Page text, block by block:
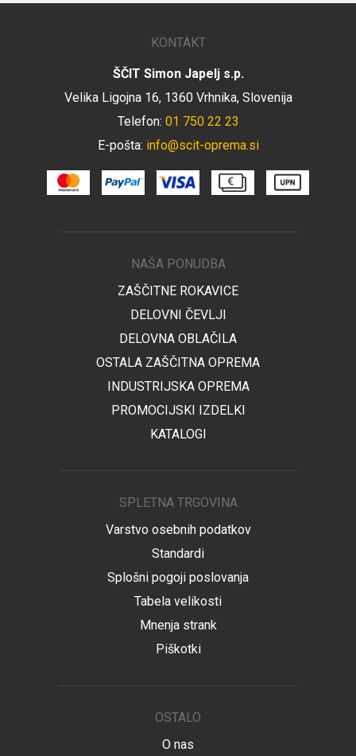
KONTAKT
ŠČIT Simon Japelj s.p.
Velika Ligojna 16, 1360 Vrhnika, Slovenija
Telefon: 01 750 22 23
E-pošta: info@scit-oprema.si
NAŠA PONUDBA
ZAŠČITNE ROKAVICE
DELOVNI ČEVLJI
DELOVNA OBLAČILA
OSTALA ZAŠČITNA OPREMA
INDUSTRIJSKA OPREMA
PROMOCIJSKI IZDELKI
KATALOGI
SPLETNA TRGOVINA
Varstvo osebnih podatkov
Standardi
Splošni pogoji poslovanja
Tabela velikosti
Mnenja strank
Piškotki
OSTALO
O nas